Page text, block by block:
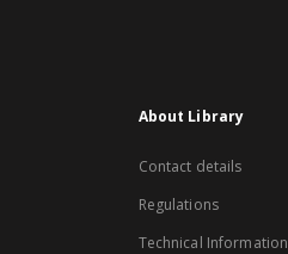
About Library
Contact details
Regulations
Technical Information